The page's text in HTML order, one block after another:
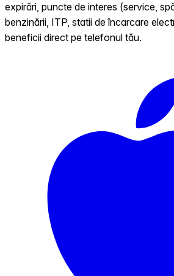
expirări, puncte de interes (service,
benzinării, ITP, statii de încarcare
beneficii direct pe telefonul tău.